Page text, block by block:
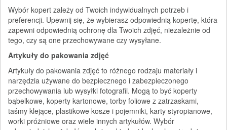
Wybór kopert zależy od Twoich indywidualnych potrzeb i
preferencji. Upewnij się, że wybierasz odpowiednią kopertę, która
zapewni odpowiednią ochronę dla Twoich zdjęć, niezależnie od
tego, czy są one przechowywane czy wysyłane.
Artykuły do pakowania zdjęć
Artykuły do pakowania zdjęć to różnego rodzaju materiały i
narzędzia używane do bezpiecznego i zabezpieczonego
przechowywania lub wysyłki fotografii. Mogą to być koperty
bąbelkowe, koperty kartonowe, torby foliowe z zatrzaskami,
taśmy klejące, plastikowe kosze i pojemniki, karty styropianowe,
worki próżniowe oraz wiele innych artykułów. Wybór